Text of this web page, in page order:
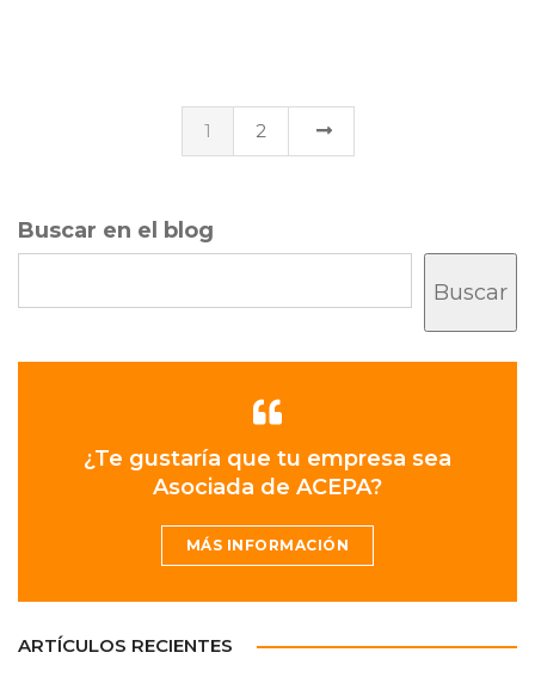
1 2
Buscar en el blog
Buscar
¿Te gustaría que tu empresa sea
Asociada de ACEPA?
MÁS INFORMACIÓN
ARTÍCULOS RECIENTES